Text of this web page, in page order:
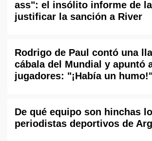
ass": el insólito informe de la
justificar la sanción a River
Rodrigo de Paul contó una
cábala del Mundial y apuntó
jugadores: "¡Había un
De qué equipo son hinchas
periodistas deportivos de